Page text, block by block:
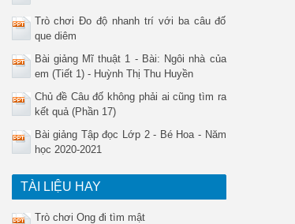
Trò chơi Đo độ nhanh trí với ba câu đố
que diêm
Bài giảng Mĩ thuật 1 - Bài: Ngôi nhà của
em (Tiết 1) - Huỳnh Thị Thu Huyền
Chủ đề Câu đố không phải ai cũng tìm ra
kết quả (Phần 17)
Bài giảng Tập đọc Lớp 2 - Bé Hoa - Năm
học 2020-2021
TÀI LIỆU HAY
Trò chơi Ong đi tìm mật